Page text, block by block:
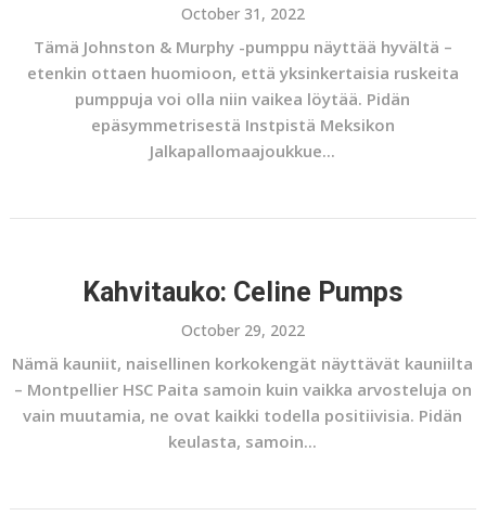
October 31, 2022
Tämä Johnston & Murphy -pumppu näyttää hyvältä –
etenkin ottaen huomioon, että yksinkertaisia ​​ruskeita
pumppuja voi olla niin vaikea löytää. Pidän
epäsymmetrisestä Instpistä Meksikon
Jalkapallomaajoukkue...
Kahvitauko: Celine Pumps
October 29, 2022
Nämä kauniit, naisellinen korkokengät näyttävät kauniilta
– Montpellier HSC Paita samoin kuin vaikka arvosteluja on
vain muutamia, ne ovat kaikki todella positiivisia. Pidän
keulasta, samoin...